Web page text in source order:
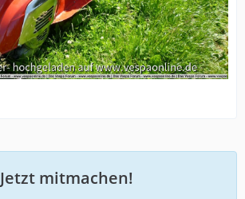
Jetzt mitmachen!